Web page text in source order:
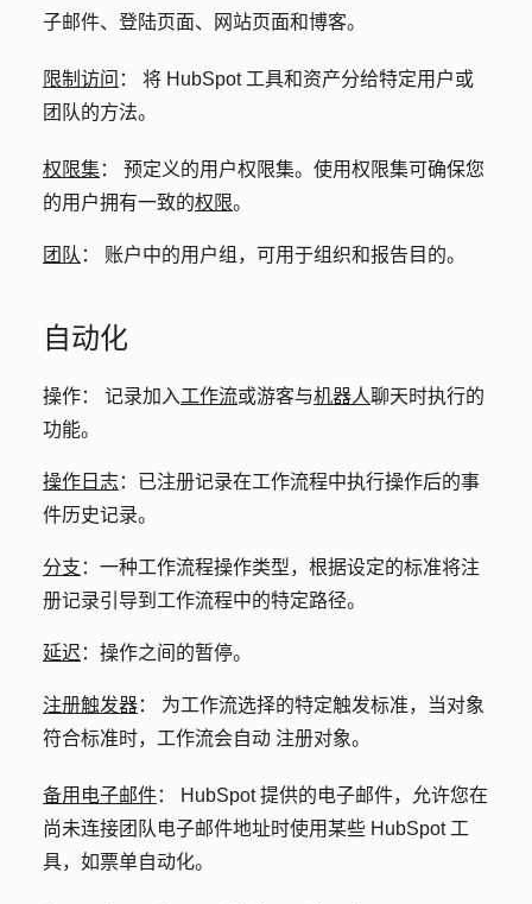
子邮件、登陆页面、网站页面和博客。
限制访问 ： 将 HubSpot 工具和资产分给特定用户或
团队的方法。
权限集： 预定义的用户权限集。使用权限集可确保您
的用户拥有一致的权限。
团队 ： 账户中的用户组，可用于组织和报告目的。
自动化
操作： 记录加入工作流或游客与机器人聊天时执行的
功能。
操作日志：
已注册记录在工作流程中执行操作后的事
件历史记录。
分支 ： 一种工作流程操作类型，根据设定的标准将注
册记录引导到工作流程中的特定路径。
延迟 ： 操作之间的暂停。
注册触发器： 为工作流选择的特定触发标准，当对象
符合标准时，工作流会自动 注册对象。
备用电子邮件：
HubSpot 提供的电子邮件，允许您在
尚未连接团队电子邮件地址时使用某些 HubSpot 工
具，如票单自动化。